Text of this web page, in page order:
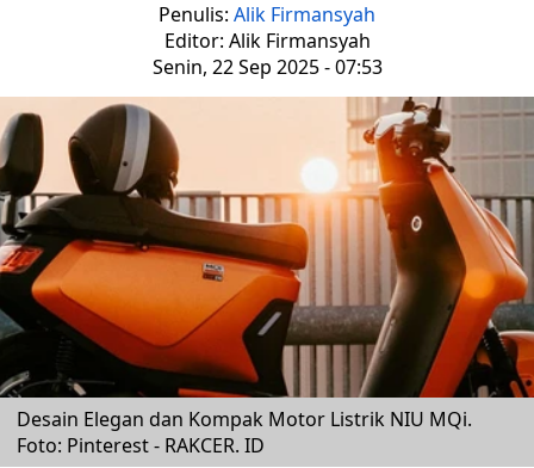
Penulis: Alik Firmansyah
Editor: Alik Firmansyah
Senin, 22 Sep 2025 - 07:53
Desain Elegan dan Kompak Motor Listrik NIU MQi.
Foto: Pinterest - RAKCER. ID